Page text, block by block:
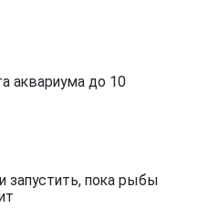
аквариума до 10
запустить, пока рыбы